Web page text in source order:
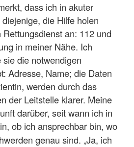
dass ich in akuter
die Hilfe holen
an: 112 und
in meiner Nähe. Ich
die notwendigen
Adresse, Name; die Daten
werden durch das
der Leitstelle klarer. Meine
darüber, seit wann ich in
ob ich ansprechbar bin, wo
genau sind. „Ja, ich